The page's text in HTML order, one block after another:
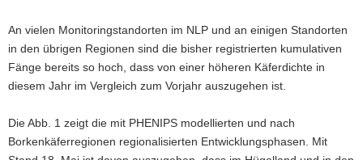
An vielen Monitoringstandorten im NLP und an einigen Standorten
in den übrigen Regi­onen sind die bisher registrierten kumulativen
Fänge bereits so hoch, dass von einer höheren Kä­ferdichte in
diesem Jahr im Vergleich zum Vorjahr auszugehen ist.
Die Abb. 1 zeigt die mit PHENIPS modellierten und nach
Borkenkäferregionen regionalisierten Ent­wicklungsphasen. Mit